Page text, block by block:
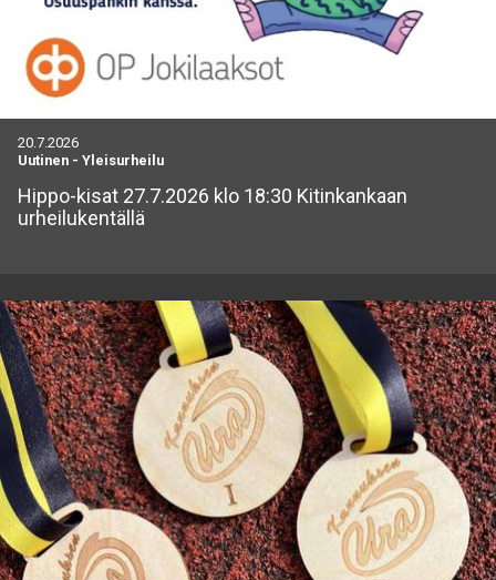
20.7.2026
Uutinen - Yleisurheilu
Hippo-kisat 27.7.2026 klo 18:30 Kitinkankaan
urheilukentällä